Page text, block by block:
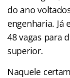
do ano
engenharia. Já
48 vagas para
superior.
Naquele